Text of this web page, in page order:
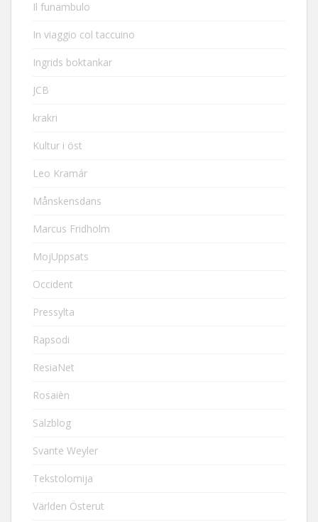
Il funambulo
In viaggio col taccuino
Ingrids boktankar
JCB
krakri
Kultur i öst
Leo Kramár
Månskensdans
Marcus Fridholm
MojUppsats
Occident
Pressylta
Rapsodi
ResiaNet
Rosaièn
Salzblog
Svante Weyler
Tekstolomija
Världen Österut